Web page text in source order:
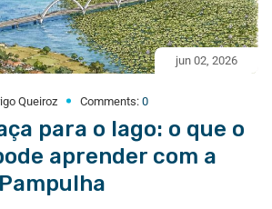
jun 02, 2026
Queiroz Comments: 0
para o lago: o que o
aprender com a